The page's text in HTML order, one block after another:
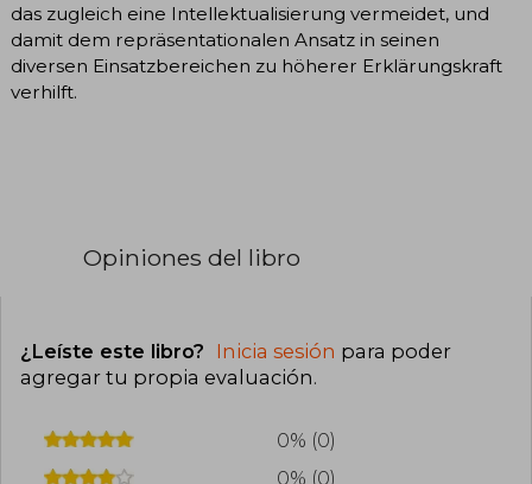
das zugleich eine Intellektualisierung vermeidet, und
damit dem repräsentationalen Ansatz in seinen
diversen Einsatzbereichen zu höherer Erklärungskraft
verhilft.
Opiniones del libro
¿Leíste este libro? Inicia sesión para poder
agregar tu propia evaluación.
0% (0)
0% (0)